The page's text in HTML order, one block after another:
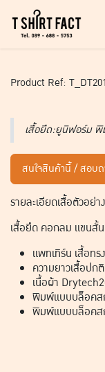
Skip to Content
Product Ref:
เสื้อยืด:ยูนิฟอร์ม พิ
สนใจสินค้านี้ / สอบ
รายละเอียดเสื้อตัวอย่า
เสื้อยืด คอกลม แขนสั้น
แพทเทิร์น เสื้อทร
ความยาวเสื้อปกติ
เนื้อผ้า
พิมพ์แบบบล็อคส
พิมพ์แบบบล็อคส